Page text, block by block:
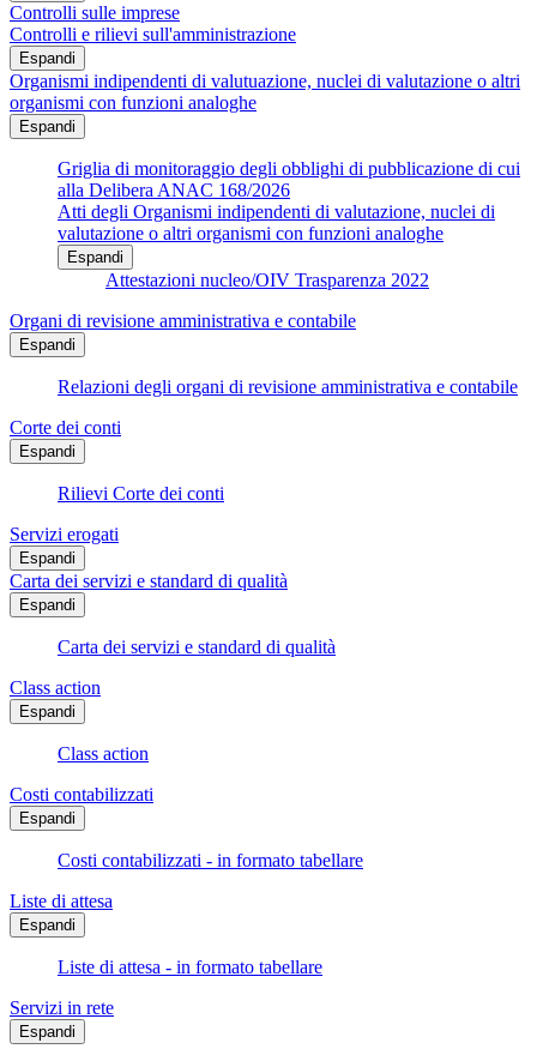
Controlli sulle imprese
Controlli e rilievi sull'amministrazione
Espandi
Organismi indipendenti di valutuazione, nuclei di valutazione o altri
organismi con funzioni analoghe
Espandi
Griglia di monitoraggio degli obblighi di pubblicazione di cui
alla Delibera ANAC 168/2026
Atti degli Organismi indipendenti di valutazione, nuclei di
valutazione o altri organismi con funzioni analoghe
Espandi
Attestazioni nucleo/OIV Trasparenza 2022
Organi di revisione amministrativa e contabile
Espandi
Relazioni degli organi di revisione amministrativa e contabile
Corte dei conti
Espandi
Rilievi Corte dei conti
Servizi erogati
Espandi
Carta dei servizi e standard di qualità
Espandi
Carta dei servizi e standard di qualità
Class action
Espandi
Class action
Costi contabilizzati
Espandi
Costi contabilizzati - in formato tabellare
Liste di attesa
Espandi
Liste di attesa - in formato tabellare
Servizi in rete
Espandi